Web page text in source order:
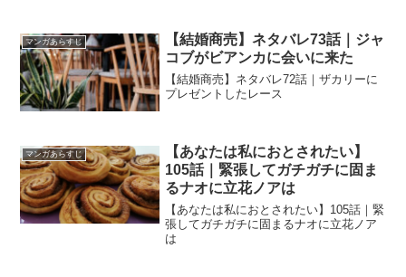
マンガあらすじ
【結婚商売】ネタバレ73話｜ジャ
コブがビアンカに会いに来た
【結婚商売】ネタバレ72話｜ザカリーに
プレゼントしたレース
マンガあらすじ
【あなたは私におとされたい】
105話｜緊張してガチガチに固ま
るナオに立花ノアは
【あなたは私におとされたい】105話｜緊
張してガチガチに固まるナオに立花ノア
は